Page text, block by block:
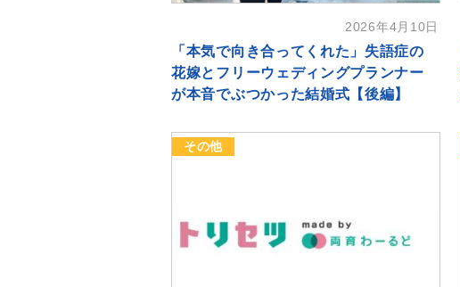
2026年4月10日
「本気で向き合ってくれた」失語症の
花嫁とフリーウェディングプランナー
が本音でぶつかった結婚式【後編】
その他